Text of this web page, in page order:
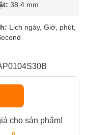
38.4 mm
Lịch ngày, Giờ, phút,
cho sản phẩm!